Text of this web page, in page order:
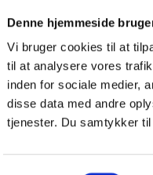
Denne hjemmeside
Vi bruger cookies til at
til at analysere vores
inden for sociale medier,
disse data med andre
tjenester. Du samtykker